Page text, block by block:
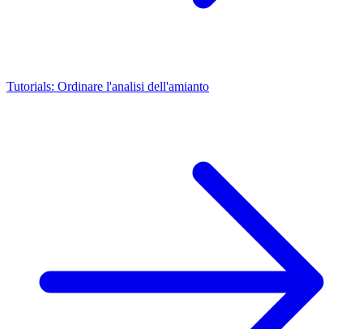
Tutorials: Ordinare l'analisi dell'amianto